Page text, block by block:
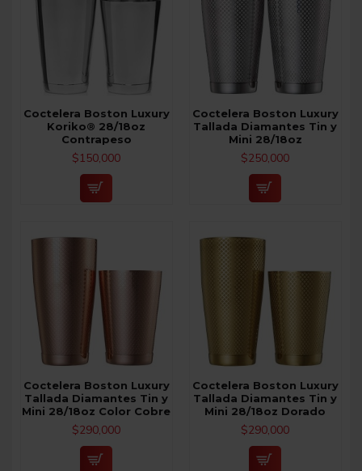
Coctelera Boston Luxury
Koriko® 28/18oz
Contrapeso
$150,000
Coctelera Boston Luxury
Tallada Diamantes Tin y
Mini 28/18oz
$250,000
Coctelera Boston Luxury
Tallada Diamantes Tin y
Mini 28/18oz Color Cobre
$290,000
Coctelera Boston Luxury
Tallada Diamantes Tin y
Mini 28/18oz Dorado
$290,000